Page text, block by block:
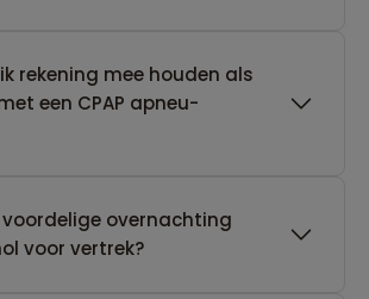
rekening mee houden als
een CPAP apneu-
voordelige overnachting
voor vertrek?